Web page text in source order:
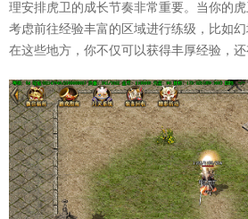
理安排虎卫的成长节奏非常重要。当你的
考虑前往经验丰富的区域进行练级，比如幻
在这些地方，你不仅可以获得丰厚经验，还